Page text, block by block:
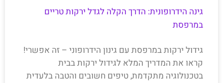
גינה הידרופונית: הדרך הקלה לגדל ירקות טריים
במרפסת
גידול ירקות במרפסת עם גינון הידרופוני – זה אפשרי!
קראו את המדריך המלא לגידול ירקות בבית
בטכנולוגיה מתקדמת, טיפים חשובים והטבה בלעדית